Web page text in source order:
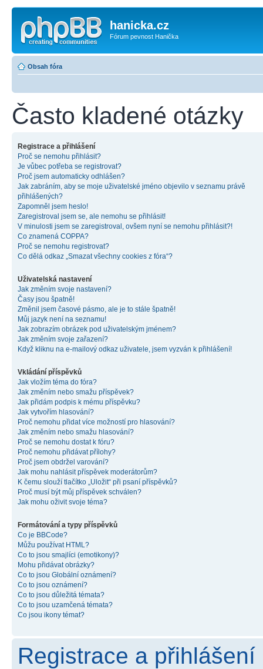
hanicka.cz
Fórum pevnost Hanička
Obsah fóra
Často kladené otázky
Registrace a přihlášení
Proč se nemohu přihlásit?
Je vůbec potřeba se registrovat?
Proč jsem automaticky odhlášen?
Jak zabráním, aby se moje uživatelské jméno objevilo v seznamu právě
přihlášených?
Zapomněl jsem heslo!
Zaregistroval jsem se, ale nemohu se přihlásit!
V minulosti jsem se zaregistroval, ovšem nyní se nemohu přihlásit?!
Co znamená COPPA?
Proč se nemohu registrovat?
Co dělá odkaz „Smazat všechny cookies z fóra“?
Uživatelská nastavení
Jak změním svoje nastavení?
Časy jsou špatně!
Změnil jsem časové pásmo, ale je to stále špatně!
Můj jazyk není na seznamu!
Jak zobrazím obrázek pod uživatelským jménem?
Jak změním svoje zařazení?
Když kliknu na e-mailový odkaz uživatele, jsem vyzván k přihlášení!
Vkládání příspěvků
Jak vložím téma do fóra?
Jak změním nebo smažu příspěvek?
Jak přidám podpis k mému příspěvku?
Jak vytvořím hlasování?
Proč nemohu přidat více možností pro hlasování?
Jak změním nebo smažu hlasování?
Proč se nemohu dostat k fóru?
Proč nemohu přidávat přílohy?
Proč jsem obdržel varování?
Jak mohu nahlásit příspěvek moderátorům?
K čemu slouží tlačítko „Uložit“ při psaní příspěvků?
Proč musí být můj příspěvek schválen?
Jak mohu oživit svoje téma?
Formátování a typy příspěvků
Co je BBCode?
Můžu používat HTML?
Co to jsou smajlíci (emotikony)?
Mohu přidávat obrázky?
Co to jsou Globální oznámení?
Co to jsou oznámení?
Co to jsou důležitá témata?
Co to jsou uzamčená témata?
Co jsou ikony témat?
Registrace a přihlášení